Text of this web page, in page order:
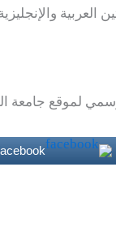
العربية
لموقع جامعة